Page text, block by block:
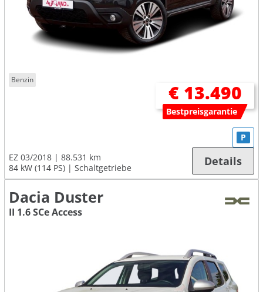
Benzin
€ 13.490
Bestpreisgarantie
EZ 03/2018
88.531 km
84 kW (114 PS)
Schaltgetriebe
P
Details
Dacia Duster
II 1.6 SCe Access